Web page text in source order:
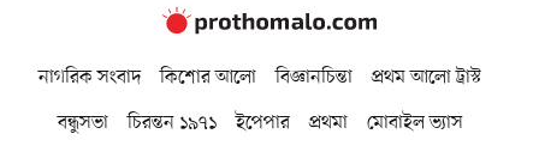
নাগরিক সংবাদ কিশোর আলো বিজ্ঞানচিন্তা
প্রথম আলো ট্রাস্ট
বন্ধুসভা
চিরন্তন ১৯৭১ ইপেপার প্রথমা মোবাইল ভ্যাস